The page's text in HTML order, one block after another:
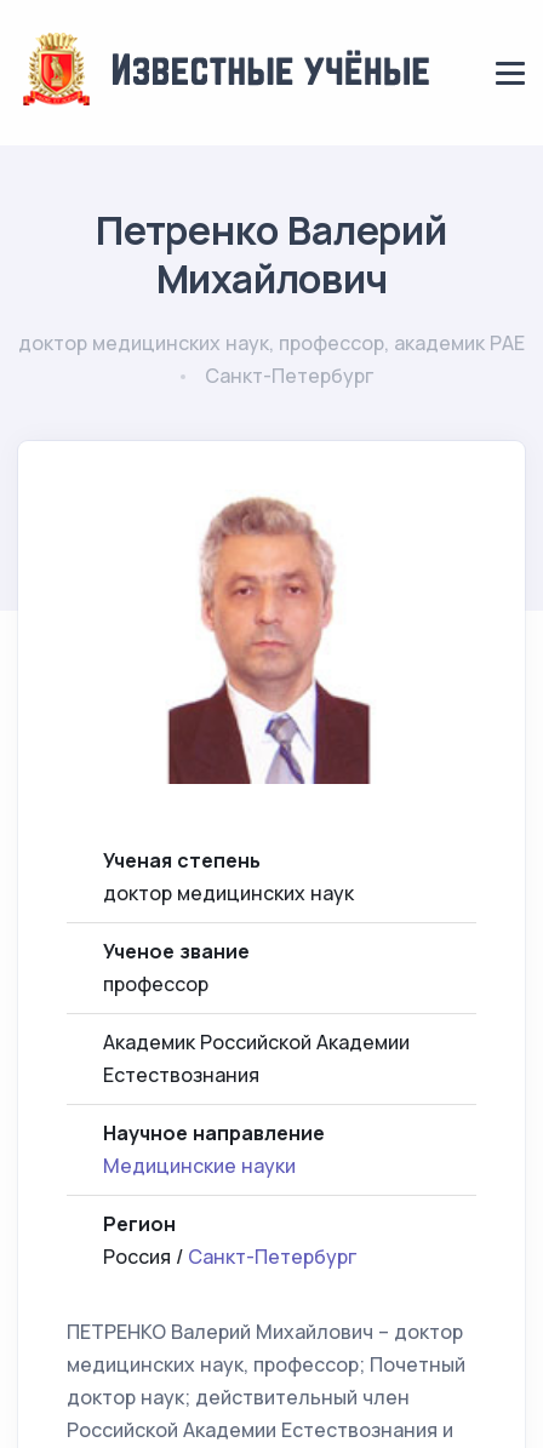
Петренко Валерий
Михайлович
доктор медицинских наук, профессор, академик РАЕ
Санкт-Петербург
Ученая степень
доктор медицинских наук
Ученое звание
профессор
Академик Российской Академии
Естествознания
Научное направление
Медицинские науки
Регион
Россия / Санкт-Петербург
ПЕТРЕНКО Валерий Михайлович – доктор
медицинских наук, профессор; Почетный
доктор наук; действительный член
Российской Академии Естествознания и